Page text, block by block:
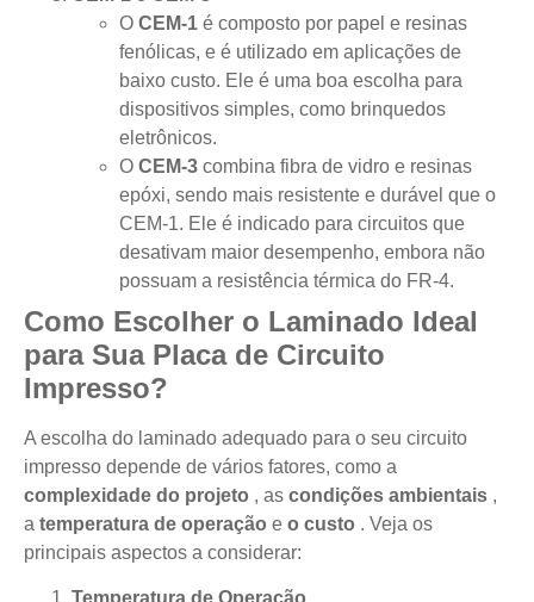
O CEM-1 é composto por papel e resinas
fenólicas, e é utilizado em aplicações de
baixo custo. Ele é uma boa escolha para
dispositivos simples, como brinquedos
eletrônicos.
O CEM-3 combina fibra de vidro e resinas
epóxi, sendo mais resistente e durável que o
CEM-1. Ele é indicado para circuitos que
desativam maior desempenho, embora não
possuam a resistência térmica do FR-4.
Como Escolher o Laminado Ideal
para Sua Placa de Circuito
Impresso?
A escolha do laminado adequado para o seu circuito
impresso depende de vários fatores, como a
complexidade do projeto , as condições ambientais ,
a temperatura de operação e o custo . Veja os
principais aspectos a considerar:
Temperatura de Operação